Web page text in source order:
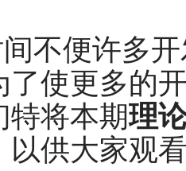
不便许多
了使更多的
特将本期理
以供大家观